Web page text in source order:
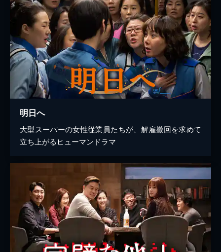
明日へ
大型スーパーの女性従業員たちが、解雇撤回を求めて
立ち上がるヒューマンドラマ